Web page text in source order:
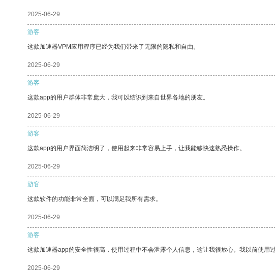
2025-06-29
游客
这款加速器VPM应用程序已经为我们带来了无限的隐私和自由。
2025-06-29
游客
这款app的用户群体非常庞大，我可以结识到来自世界各地的朋友。
2025-06-29
游客
这款app的用户界面简洁明了，使用起来非常容易上手，让我能够快速熟悉操作。
2025-06-29
游客
这款软件的功能非常全面，可以满足我所有需求。
2025-06-29
游客
这款加速器app的安全性很高，使用过程中不会泄露个人信息，这让我很放心。我以前使用
2025-06-29